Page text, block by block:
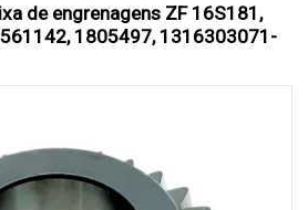
de engrenagens ZF 16S181,
1805497, 1316303071-